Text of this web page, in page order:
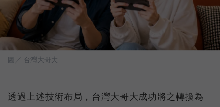
圖／ 台灣大哥大
透過上述技術布局，台灣大哥大成功將之轉換為